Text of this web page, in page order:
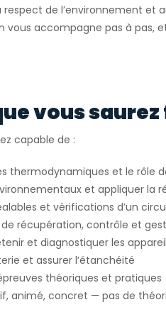
de l’environnement et
vous accompagne pas à pas,
vous
capable de :
thermodynamiques et le rôle
et appliquer la
et vérifications d’un
récupération, contrôle et
et diagnostiquer les
et assurer l’étanchéité
théoriques et pratiques
animé, concret — pas de